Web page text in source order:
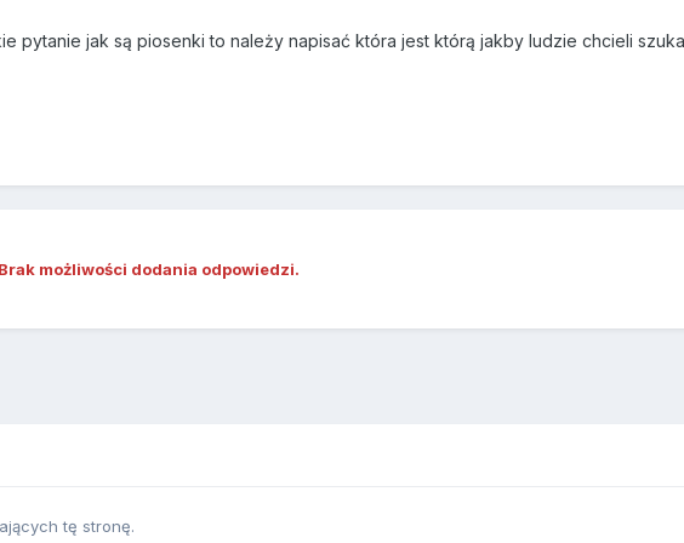
pytanie jak są piosenki to należy napisać która jest którą jakby ludzie chcieli
możliwości dodania odpowiedzi.
tę stronę.